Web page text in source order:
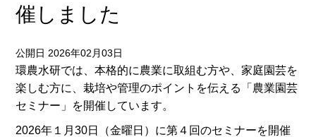
催しました
公開日 2026年02月03日
環農水研では、本格的に農業に取組む方や、家庭園芸を
楽しむ方に、栽培や管理のポイントを伝える「農業園芸
セミナー」を開催しています。
2026年１月30日（金曜日）に第４回のセミナーを開催